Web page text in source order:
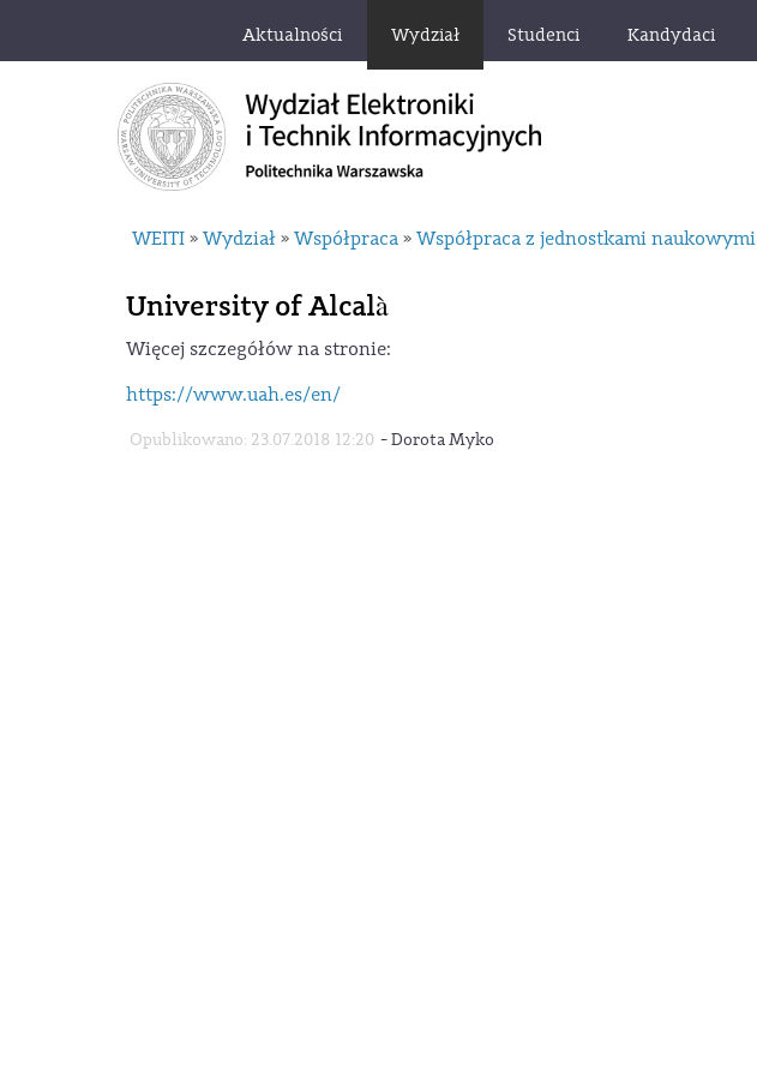
Aktualności Wydział Studenci Kandydaci
WEITI » Wydział » Współpraca » Współpraca z jednostkami naukowymi
University of Alcalà
Więcej szczegółów na stronie:
https://www.uah.es/en/
Opublikowano: 23.07.2018 12:20 -Dorota Myko